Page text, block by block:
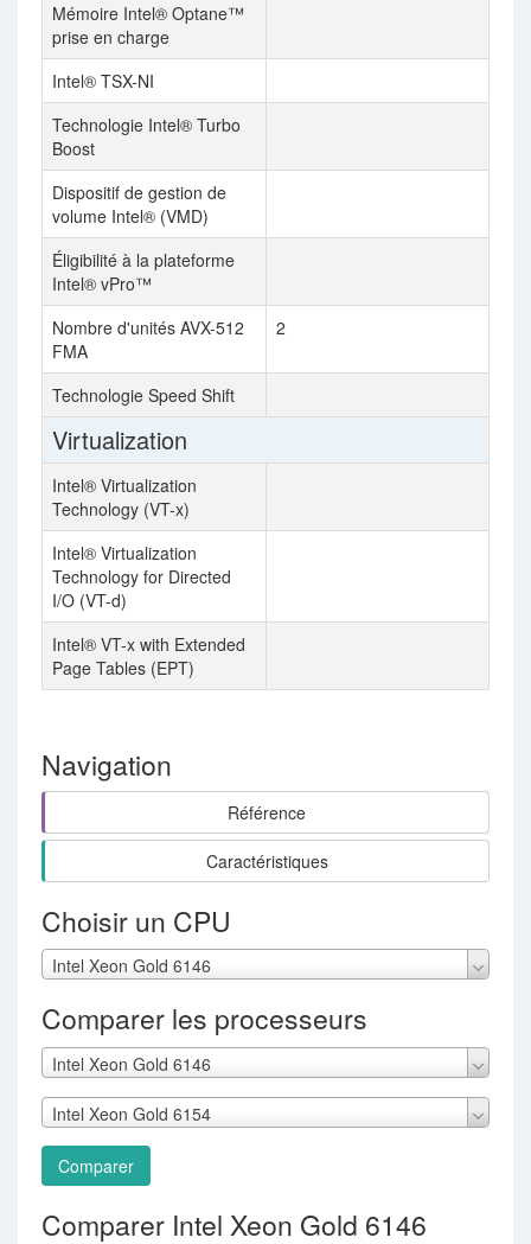
Mémoire Intel® Optane™
prise en charge
Intel® TSX-NI
Technologie Intel® Turbo
Boost
Dispositif de gestion de
volume Intel® (VMD)
Éligibilité à la plateforme
Intel® vPro™
Nombre d'unités AVX-512
FMA
2
Technologie Speed Shift
Virtualization
Intel® Virtualization
Technology (VT-x)
Intel® Virtualization
Technology for Directed
I/O (VT-d)
Intel® VT-x with Extended
Page Tables (EPT)
Navigation
Référence
Caractéristiques
Choisir un CPU
Intel Xeon Gold 6146
Comparer les processeurs
Intel Xeon Gold 6146
Intel Xeon Gold 6154
Comparer
Comparer Intel Xeon Gold 6146